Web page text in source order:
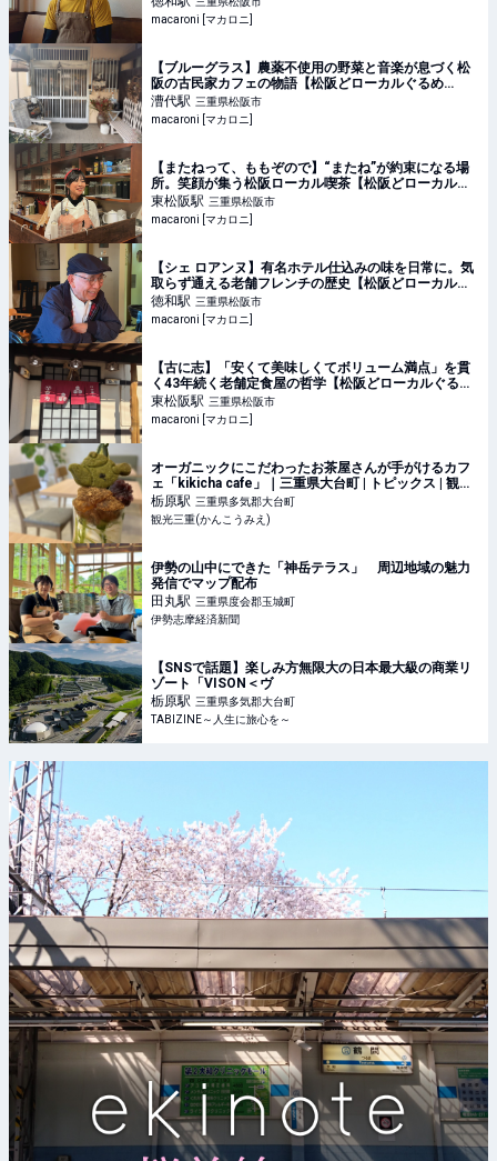
macaroni [マカロニ]
【ブルーグラス】農薬不使用の野菜と音楽が息づく松
阪の古民家カフェの物語【松阪どローカルぐるめ
#44】 - macaroni
漕代駅 三重県松阪市
macaroni [マカロニ]
【またねって、ももぞので】“またね”が約束になる場
所。笑顔が集う松阪ローカル喫茶【松阪どローカルぐ
るめ #41】 - macaroni
東松阪駅 三重県松阪市
macaroni [マカロニ]
【シェ ロアンヌ】有名ホテル仕込みの味を日常に。気
取らず通える老舗フレンチの歴史【松阪どローカルグ
ルメ #35】 - macaroni
徳和駅 三重県松阪市
macaroni [マカロニ]
【古に志】「安くて美味しくてボリューム満点」を貫
く43年続く老舗定食屋の哲学【松阪どローカルぐるめ
#26】 - macaroni
東松阪駅 三重県松阪市
macaroni [マカロニ]
オーガニックにこだわったお茶屋さんが手がけるカフ
ェ「kikicha cafe」｜三重県大台町 | トピックス | 観光
三重(かんこうみえ)
栃原駅 三重県多気郡大台町
観光三重(かんこうみえ)
伊勢の山中にできた「神岳テラス」 周辺地域の魅力
発信でマップ配布
田丸駅 三重県度会郡玉城町
伊勢志摩経済新聞
【SNSで話題】楽しみ方無限大の日本最大級の商業リ
ゾート「VISON＜ヴ
栃原駅 三重県多気郡大台町
TABIZINE～人生に旅心を～